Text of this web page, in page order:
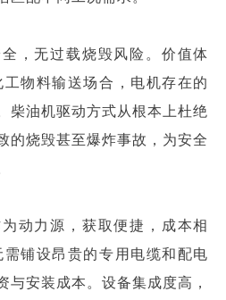
，无过载烧毁风险。价值体
物料输送场合，电机存在的
柴油机驱动方式从根本上杜绝
的烧毁甚至爆炸事故，为安全
动力源，获取便捷，成本相
铺设昂贵的专用电缆和配电
与安装成本。设备集成度高，